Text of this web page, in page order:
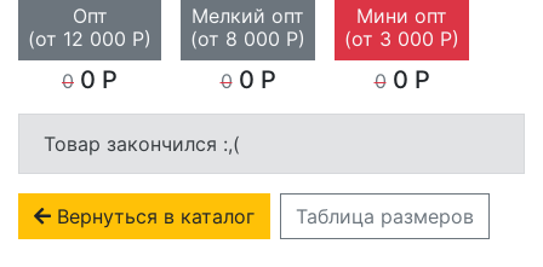
Опт
(от 12 000 Р)
0 0 Р
Мелкий опт
(от 8 000 Р)
00 Р
Мини опт
(от 3 000 Р)
00 Р
Товар закончился :,(
Вернуться в каталог Таблица размеров